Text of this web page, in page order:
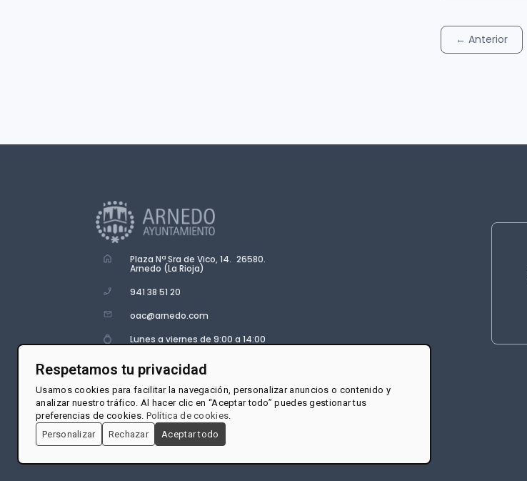
←Anterior
Plaza Nª Sra de Vico, 14. 26580.
Arnedo (La Rioja)
941 38 51 20
oac@arnedo.com
Lunes a viernes de 9:00 a 14:00
Respetamos tu privacidad
Usamos cookies para facilitar la navegación, personalizar anuncios o contenido y
analizar nuestro tráfico. Al hacer clic en “Aceptar todo” puedes gestionar tus
preferencias de cookies. Política de cookies.
Personalizar
Rechazar Aceptar todo